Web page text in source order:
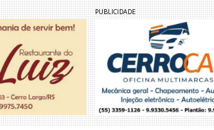
PUBLICIDADE